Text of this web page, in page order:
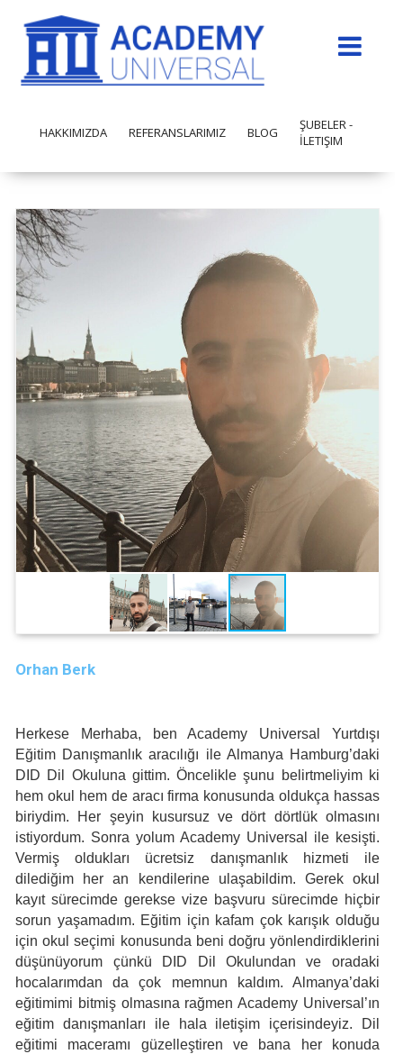
HAKKIMIZDA REFERANSLARIMIZ BLOG
ŞUBELER -
İLETIŞIM
Orhan Berk
Herkese Merhaba, ben Academy Universal Yurtdışı
Eğitim Danışmanlık aracılığı ile Almanya Hamburg’daki
DID Dil Okuluna gittim. Öncelikle şunu belirtmeliyim ki
hem okul hem de aracı firma konusunda oldukça hassas
biriydim. Her şeyin kusursuz ve dört dörtlük olmasını
istiyordum. Sonra yolum Academy Universal ile kesişti.
Vermiş oldukları ücretsiz danışmanlık hizmeti ile
dilediğim her an kendilerine ulaşabildim. Gerek okul
kayıt sürecimde gerekse vize başvuru sürecimde hiçbir
sorun yaşamadım. Eğitim için kafam çok karışık olduğu
için okul seçimi konusunda beni doğru yönlendirdiklerini
düşünüyorum çünkü DID Dil Okulundan ve oradaki
hocalarımdan da çok memnun kaldım. Almanya’daki
eğitimimi bitmiş olmasına rağmen Academy Universal’ın
eğitim danışmanları ile hala iletişim içerisindeyiz. Dil
eğitimi maceramı güzelleştiren ve bana her konuda